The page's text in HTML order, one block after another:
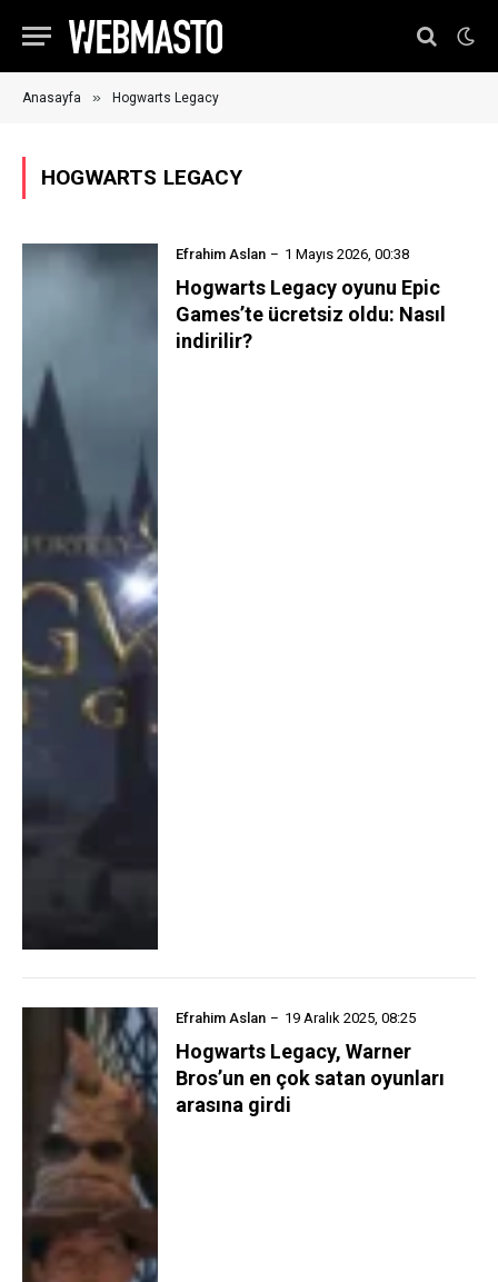
Anasayfa » Hogwarts Legacy
HOGWARTS LEGACY
Efrahim Aslan 1 Mayıs 2026, 00:38
Hogwarts Legacy oyunu Epic
Games’te ücretsiz oldu: Nasıl
indirilir?
Efrahim Aslan 19 Aralık 2025, 08:25
Hogwarts Legacy, Warner
Bros’un en çok satan oyunları
arasına girdi